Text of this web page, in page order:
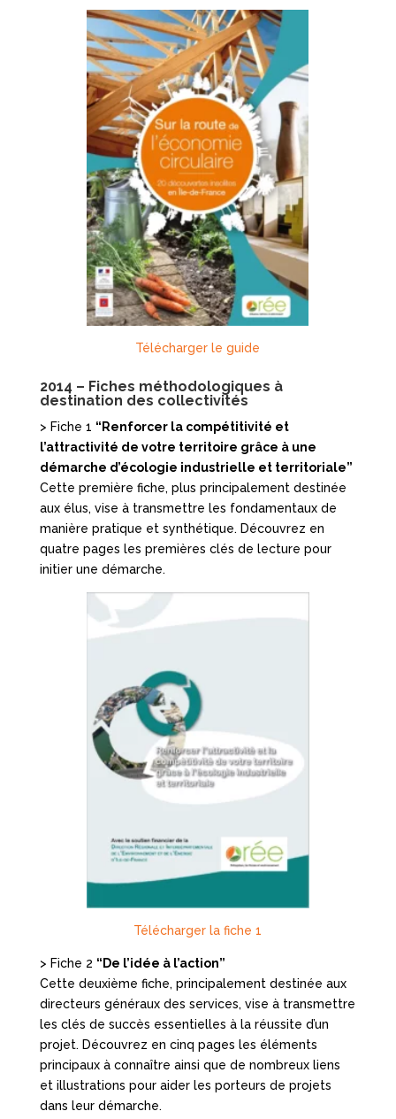
Télécharger le guide
2014 – Fiches méthodologiques à
destination des collectivités
> Fiche 1 “Renforcer la compétitivité et
l’attractivité de votre territoire grâce à une
démarche d’écologie industrielle et territoriale”
Cette première fiche, plus principalement destinée
aux élus, vise à transmettre les fondamentaux de
manière pratique et synthétique. Découvrez en
quatre pages les premières clés de lecture pour
initier une démarche.
Télécharger la fiche 1
> Fiche 2 “De l’idée à l’action”
Cette deuxième fiche, principalement destinée aux
directeurs généraux des services, vise à transmettre
les clés de succès essentielles à la réussite d’un
projet. Découvrez en cinq pages les éléments
principaux à connaître ainsi que de nombreux liens
et illustrations pour aider les porteurs de projets
dans leur démarche.